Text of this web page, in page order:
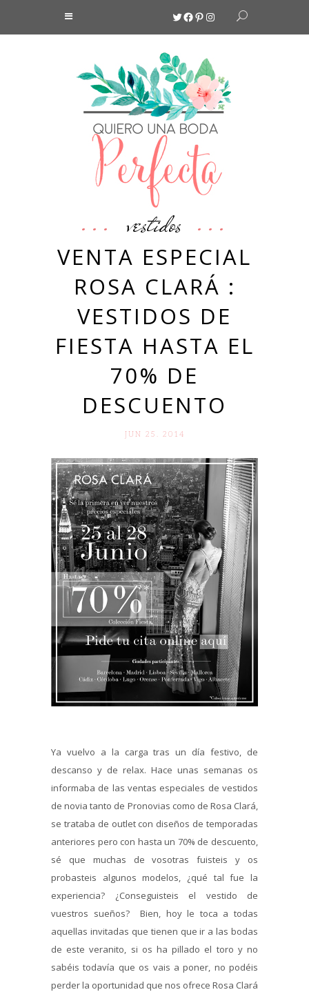
Twitter
Facebook
Pinterest
Instagram
vestidos
VENTA ESPECIAL
ROSA CLARÁ :
VESTIDOS DE
FIESTA HASTA EL
70% DE
DESCUENTO
JUN 25. 2014
Ya vuelvo a la carga tras un día festivo, de
descanso y de relax. Hace unas semanas os
informaba de las ventas especiales de vestidos
de novia tanto de Pronovias como de Rosa Clará,
se trataba de outlet con diseños de temporadas
anteriores pero con hasta un 70% de descuento,
sé que muchas de vosotras fuisteis y os
probasteis algunos modelos, ¿qué tal fue la
experiencia? ¿Conseguisteis el vestido de
vuestros sueños? Bien, hoy le toca a todas
aquellas invitadas que tienen que ir a las bodas
de este veranito, si os ha pillado el toro y no
sabéis todavía que os vais a poner, no podéis
perder la oportunidad que nos ofrece Rosa Clará